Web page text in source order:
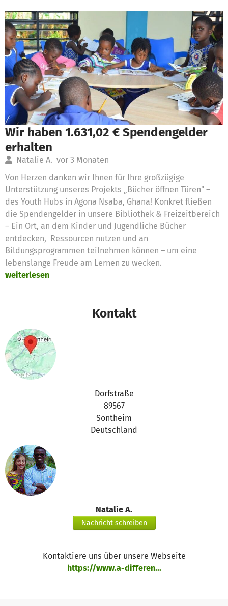
Wir haben 1.631,02 € Spendengelder
erhalten
Natalie A. vor 3 Monaten
Von Herzen danken wir Ihnen für Ihre großzügige
Unterstützung unseres Projekts „Bücher öffnen Türen" –
des Youth Hubs in Agona Nsaba, Ghana! Konkret fließen
die Spendengelder in unsere Bibliothek & Freizeitbereich
– Ein Ort, an dem Kinder und Jugendliche Bücher
entdecken, Ressourcen nutzen und an
Bildungsprogrammen teilnehmen können – um eine
lebenslange Freude am Lernen zu wecken.
weiterlesen
Kontakt
Dorfstraße
89567
Sontheim
Deutschland
Natalie A.
Nachricht schreiben
Kontaktiere uns über unsere Webseite
https://www.a-differen...